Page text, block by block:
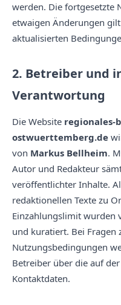
werden. Die fortgesetzte
etwaigen Änderungen
aktualisierten
2. Betreiber und
Verantwortung
Die Website regionales-
ostwuerttemberg.de
von Markus Bellheim.
Autor und Redakteur
veröffentlichter Inhalte.
redaktionellen Texte zu
Einzahlungslimit wurden
und kuratiert. Bei Fragen
Nutzungsbedingungen
Betreiber über die auf
Kontaktdaten.